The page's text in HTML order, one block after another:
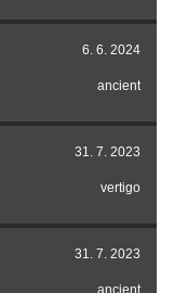
6. 6. 2024
ancient
31. 7. 2023
vertigo
31. 7. 2023
ancient